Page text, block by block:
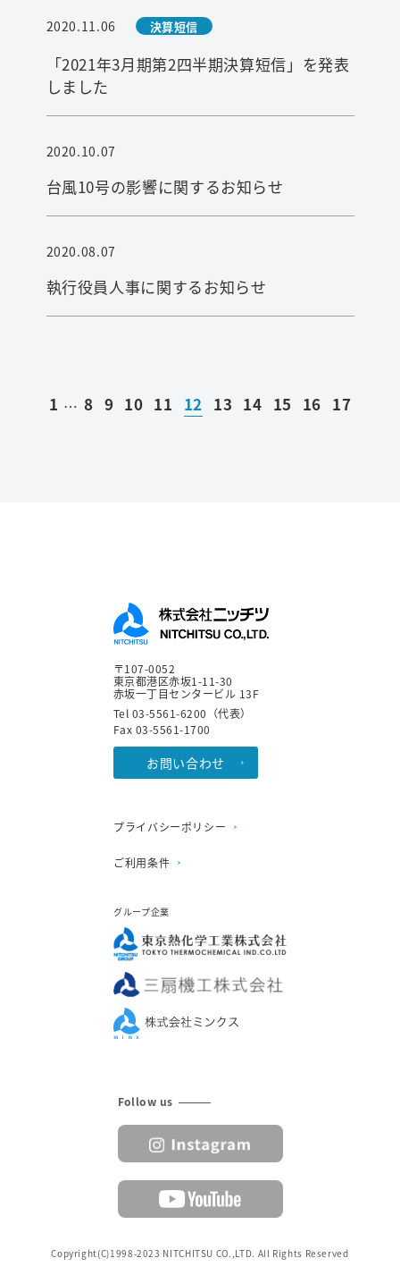
2020.11.06 決算短信
「2021年3月期第2四半期決算短信」を発表
しました
2020.10.07
台風10号の影響に関するお知らせ
2020.08.07
執行役員人事に関するお知らせ
1 … 8 9 10 11 12 13 14 15 16 17
〒107-0052
東京都港区赤坂1-11-30
赤坂一丁目センタービル 13F
Tel 03-5561-6200（代表）
Fax 03-5561-1700
お問い合わせ
プライバシーポリシー
ご利用条件
グループ企業
Follow us
Copyright(C)1998-2023 NITCHITSU CO.,LTD. All Rights Reserved